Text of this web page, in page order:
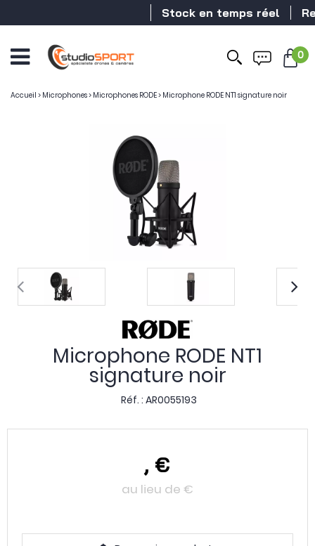
Stock en temps réel
0
Accueil > Microphones> Microphones RODE> Microphone RODE NT1 signature noir
Microphone RODE NT1
signature noir
Réf. : AR0055193
, €
au lieu de €